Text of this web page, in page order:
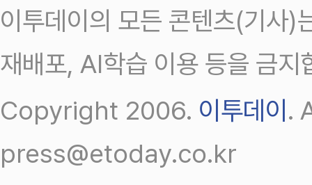
이투데이의 모든 콘텐츠(기사)
재배포, AI학습 이용 등을 금지
Copyright 2006. 이투데이 .
press@etoday.co.kr